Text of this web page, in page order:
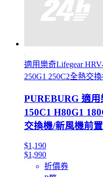
適用樂奇Lifegear
250G1 250C2全熱交
PUREBURG 適用
150C1 H80G1
交換機/新風機前
$1,190
$1,990
折價券